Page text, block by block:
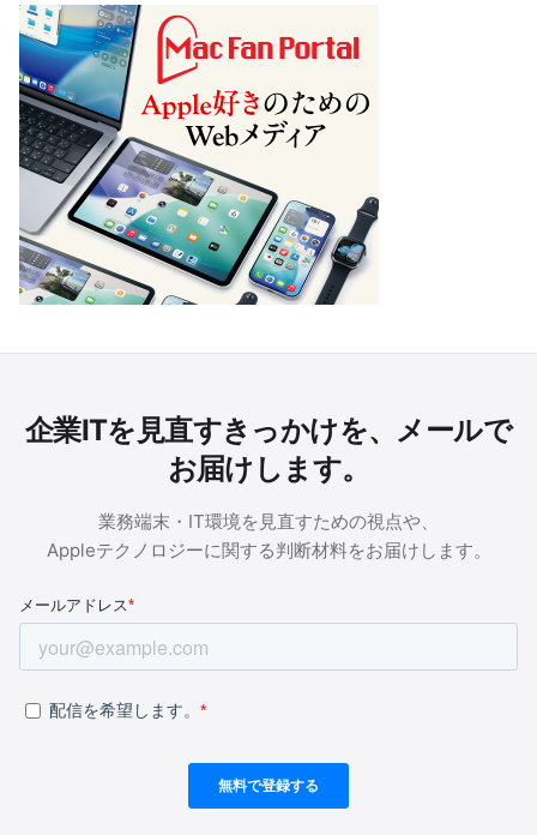
企業ITを見直すきっかけを、メールで
お届けします。
業務端末・IT環境を見直すための視点や、
Appleテクノロジーに関する判断材料をお届けします。